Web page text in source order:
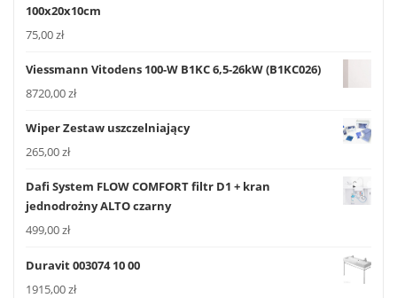
100x20x10cm
75,00zł
Viessmann Vitodens 100-W B1KC 6,5-26kW (B1KC026)
8720,00zł
Wiper Zestaw uszczelniający
265,00zł
Dafi System FLOW COMFORT filtr D1 + kran
jednodrożny ALTO czarny
499,00zł
Duravit 003074 10 00
1915,00zł